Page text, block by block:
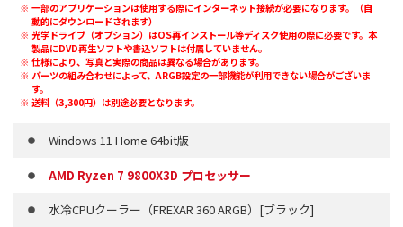
一部のアプリケーションは使用する際にインターネット接続が必要になります。（自
動的にダウンロードされます）
光学ドライブ（オプション）はOS再インストール等ディスク使用の際に必要です。本
製品にDVD再生ソフトや書込ソフトは付属していません。
仕様により、写真と実際の商品は異なる場合があります。
パーツの組み合わせによって、ARGB設定の一部機能が利用できない場合がございま
す。
送料（3,300円）は別途必要となります。
Windows 11 Home 64bit版
AMD Ryzen 7 9800X3D プロセッサー
水冷CPUクーラー（FREXAR 360 ARGB）[ブラック]